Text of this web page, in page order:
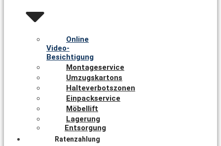
Online
Video-
Besichtigung
Montageservice
Umzugskartons
Halteverbotszonen
Einpackservice
Möbellift
Lagerung
Entsorgung
Ratenzahlung